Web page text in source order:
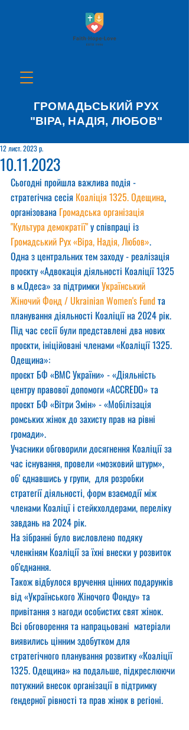
ГРОМАДЬСЬКИЙ РУХ
"ВІРА, НАДІЯ, ЛЮБОВ"
10.11.2023
12 лист. 2023 р.
Сьогодні пройшла важлива подія -
стратегічна сесія Коаліція 1325. Одещина,
організована Громадська організація
"Культура демократії" у співпраці із
Громадський Рух «Віра, Надія, Любов».
Одна з центральних тем заходу - реалізація
проєкту «Адвокація діяльності Коаліції 1325
в м.Одеса» за підтримки Український
Жіночий Фонд / Ukrainian Women's Fund та
планування діяльності Коаліції на 2024 рік.
Під час сесії були представлені два нових
проєкти, ініційовані членами «Коаліції 1325.
Одещина»:
проєкт БФ «ВМС України» - «Діяльність
центру правової допомоги «ACCREDO» та
проєкт БФ «Вітри Змін» - «Мобілізація
ромських жінок до захисту прав на рівні
громади».
Учасники обговорили досягнення Коаліції за
час існування, провели «мозковий штурм»,
обʼєднавшись у групи,  для розробки
стратегії діяльності, форм взаємодії між
членами Коаліцї і стейкхолдерами, переліку
завдань на 2024 рік.
На зібранні було висловлено подяку
членкіням Коаліції за їхні внески у розвиток
об'єднання.
Також відбулося вручення цінних подарунків
від «Українського Жіночого Фонду» та
привітання з нагоди особистих свят жінок.
Всі обговорення та напрацьовані  матеріали
виявились цінним здобутком для
стратегічного планування розвитку «Коаліції
1325. Одещина» на подальше, підкреслюючи
потужний внесок організації в підтримку
ґендерної рівності та прав жінок в регіоні.